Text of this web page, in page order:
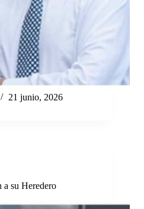
21 junio, 2026
a su Heredero